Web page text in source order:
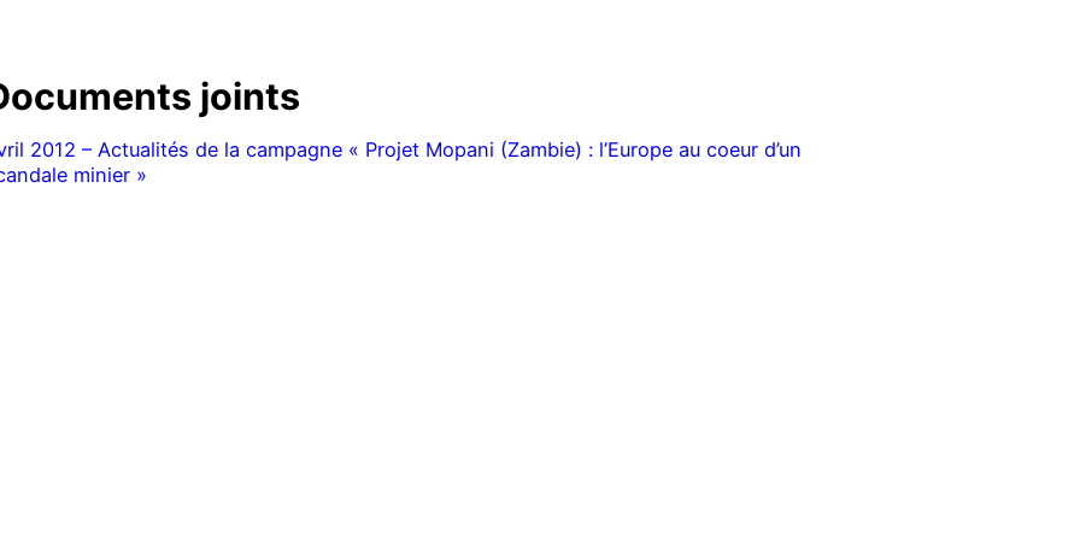
joints
2012 – Actualités de la campagne « Projet Mopani (Zambie) : l’Europe au coeur d’un
minier »